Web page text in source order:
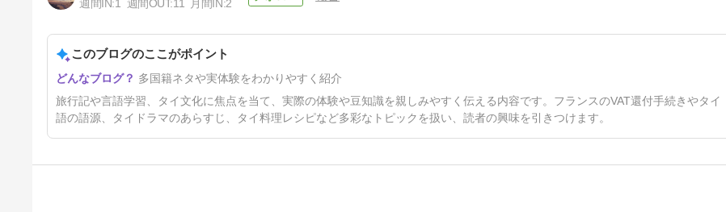
【タイ語】「電話（する）」を
意味する単語「โทรศัพท์（トー
2年6ヶ月前
週間IN:1 週間OUT:11 月間IN:2
このブログのここがポイント
多国籍ネタや実体験をわかりやすく紹介
旅行記や言語学習、タイ文化に焦点を当て、実際の体験や豆知識を親しみやすく伝える内容です。フランスのVAT還付手続きやタイ
語の語源、タイドラマのあらすじ、タイ料理レシピなど多彩なトピックを扱い、読者の興味を引きつけます。